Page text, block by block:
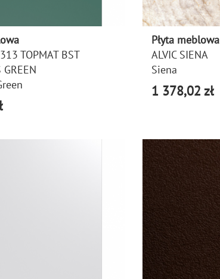
TOPMAT BST
GREEN
Płyta meblowa
ALVIC SIENA
Siena
1 378,02 zł